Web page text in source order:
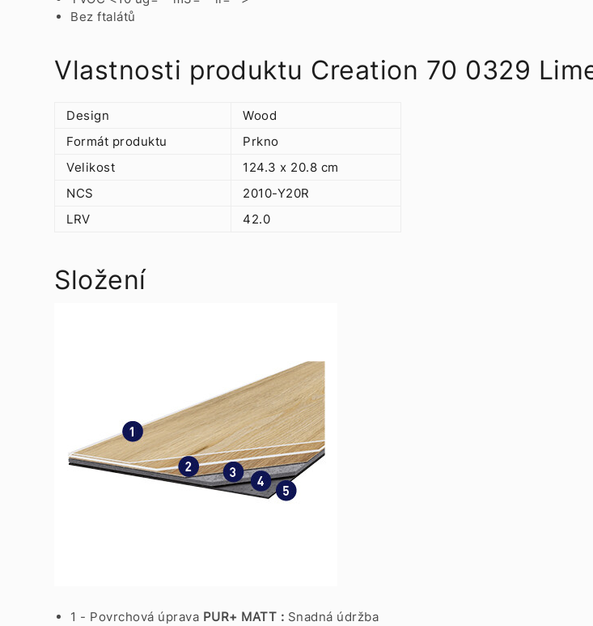
Bez ftalátů
Vlastnosti produktu Creation 70 0329
Design
Wood
Formát produktu
Prkno
Velikost
124.3 x 20.8 cm
NCS
2010-Y20R
LRV
42.0
Složení
1 - Povrchová úprava PUR+ MATT : Snadná údržba